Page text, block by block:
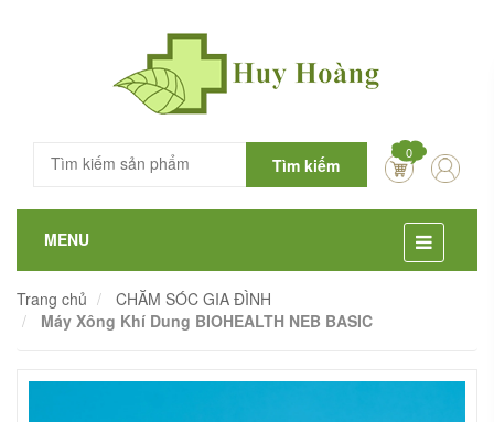
Tìm kiếm
0
MENU
Trang chủ
CHĂM SÓC GIA ĐÌNH
Máy Xông Khí Dung BIOHEALTH NEB BASIC